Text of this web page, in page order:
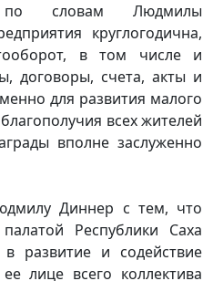
по словам Людмилы
круглогодична,
в том числе и
договоры, счета, акты и
для развития малого
всех жителей
вполне заслуженно
Диннер с тем, что
Республики Саха
развитие и содействие
лице всего коллектива